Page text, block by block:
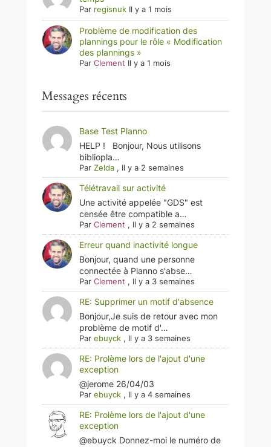
Par regisnuk Il y a 1 mois
Problème de modification des
plannings pour le rôle « Modification
des plannings »
ParClement Il y a 1 mois
Messages récents
Base Test Planno
HELP ! Bonjour, Nous utilisons
bibliopla…
ParZelda , Il y a 2 semaines
Télétravail sur activité
Une activité appelée "GDS" est
censée être compatible a…
ParClement , Il y a 2 semaines
Erreur quand inactivité longue
Bonjour, quand une personne
connectée à Planno s'abse…
ParClement , Il y a 3 semaines
RE: Supprimer un motif d'absence
Bonjour,Je suis de retour avec mon
problème de motif d'…
Parebuyck , Il y a 3 semaines
RE: Prolème lors de l'ajout d'une
exception
@jerome 26/04/03
Parebuyck , Il y a 4 semaines
RE: Prolème lors de l'ajout d'une
exception
@ebuyck Donnez-moi le numéro de